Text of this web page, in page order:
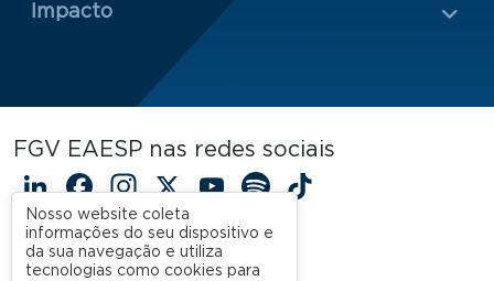
Impacto
FGV EAESP nas redes sociais
LinkedIn
Facebook
Instagram
X YouTube
Spotify
Nosso website coleta
informações do seu dispositivo e
da sua navegação e utiliza
tecnologias como cookies para